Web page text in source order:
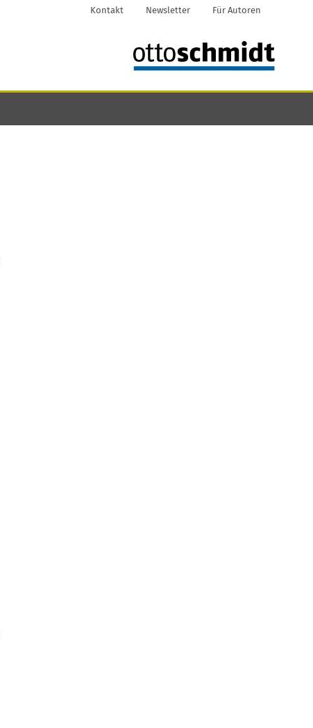
Kontakt Newsletter Für Autoren